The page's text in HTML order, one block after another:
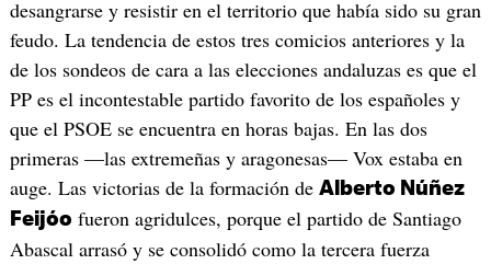
desangrarse y resistir en el territorio que había sido su gran
feudo. La tendencia de estos tres comicios anteriores y la
de los sondeos de cara a las elecciones andaluzas es que el
PP es el incontestable partido favorito de los españoles y
que el PSOE se encuentra en horas bajas. En las dos
primeras —las extremeñas y aragonesas— Vox estaba en
auge. Las victorias de la formación de Alberto Núñez
Feijóo fueron agridulces, porque el partido de Santiago
Abascal arrasó y se consolidó como la tercera fuerza